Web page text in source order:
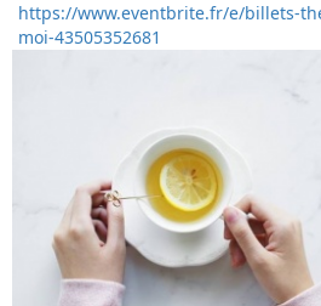
https://www.eventbrite.fr/e/billets-
moi-43505352681